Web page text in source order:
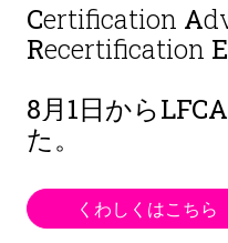
Certification A
Recertification E
8月1日から
た。
くわしくはこちら